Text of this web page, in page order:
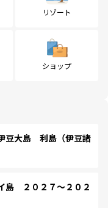
リゾート
ショップ
大島 利島（伊豆諸
２０２７～２０２